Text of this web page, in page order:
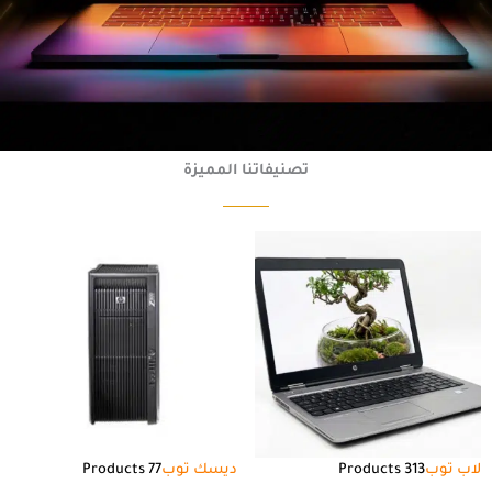
تصنيفاتنا المميزة
لاب توب313 Products ديسك توب77 Products